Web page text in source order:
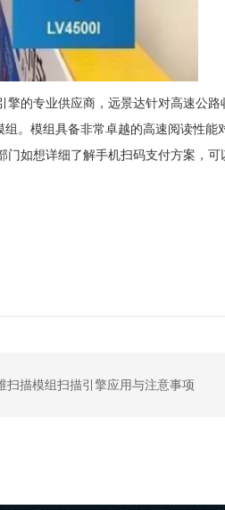
专业供应商，远景达针对高速公路
。模组具备非常卓越的高速阅读性能
如想详细了解手机扫码支付方案，可
扫描模组扫描引擎应用与注意事项